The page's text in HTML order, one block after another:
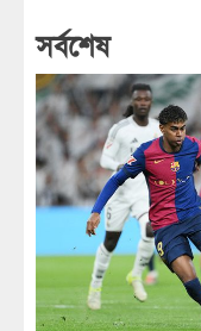
সর্বশেষ